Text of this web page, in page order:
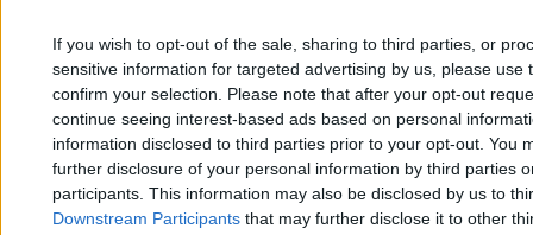
If you wish to opt-out of the sale, sharing to third parties, or
sensitive information for targeted advertising by us, please use
confirm your selection. Please note that after your opt-out
continue seeing interest-based ads based on personal
information disclosed to third parties prior to your opt-out. You
further disclosure of your personal information by third parties
participants. This information may also be disclosed by us to
Downstream Participants that may further disclose it to other
Bosak o Morawieckim. Prezes zaczyna tego
żałować
Agnieszka Waś-Turecka
21.04.2026